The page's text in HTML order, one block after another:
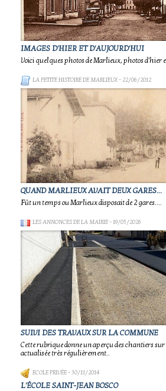
IMAGES D'HIER ET D'AUJOURD'HUI
Voici quelques photos de Marlieux, photos d'hier
LA PETITE HISTOIRE DE MARLIEUX- 22/06/2012
QUAND MARLIEUX AVAIT DEUX GARES...
Fût un temps ou Marlieux disposait de 2 gares....
LES ANNONCES DE LA MAIRIE- 19/05/2026
SUIVI DES TRAVAUX SUR LA COMMUNE
Cette rubrique donne un aperçu des chantiers
actualisée très régulièrement..
ECOLE PRIVÉE- 30/11/2014
L'ÉCOLE SAINT-JEAN BOSCO